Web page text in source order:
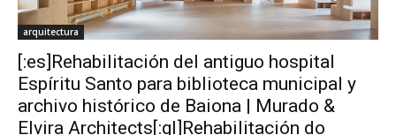
arquitectura
[:es]Rehabilitación del antiguo hospital
Espíritu Santo para biblioteca municipal y
archivo histórico de Baiona | Murado &
Elvira Architects[:gl]Rehabilitación do